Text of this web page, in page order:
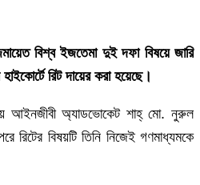
বিশ্ব ইজতেমা দুই দফা বিষয়ে জারি
রিট দায়ের করা হয়েছে।
আইনজীবী অ্যাডভোকেট শাহ্ মো. নুরুল
বিষয়টি তিনি নিজেই গণমাধ্যমকে